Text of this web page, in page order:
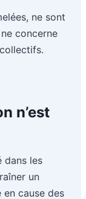
ne sont
concerne
n’est
dans les
un
en cause des